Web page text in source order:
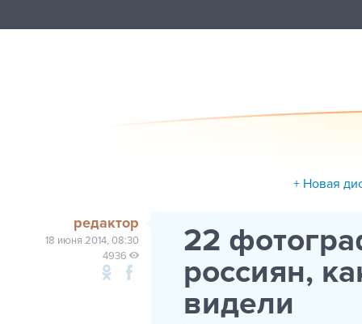
+ Новая
редактор
18 июня 2014, 08:30
4936
22
россиян,
видели